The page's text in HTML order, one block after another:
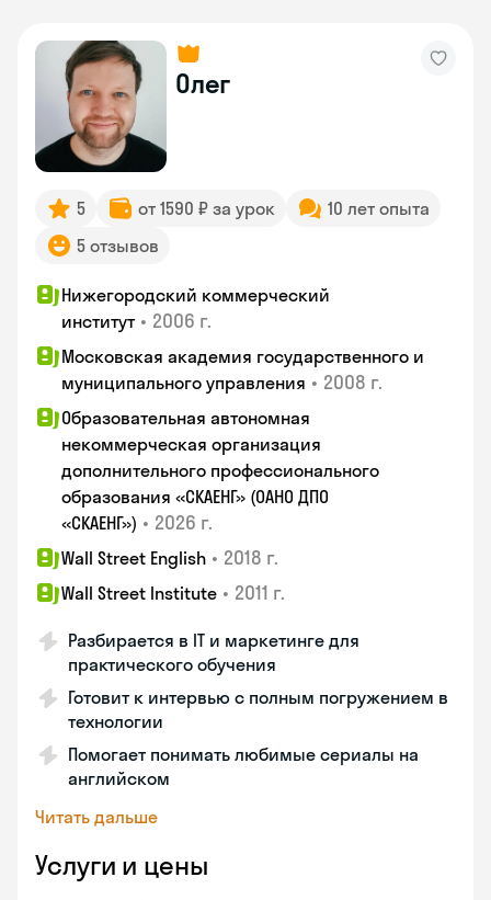
Олег
5 от 1590 ₽ за урок
10 лет опыта
5 отзывов
Нижегородский коммерческий
институт • 2006 г.
Московская академия государственного и
муниципального управления • 2008 г.
Образовательная автономная
некоммерческая организация
дополнительного профессионального
образования «СКАЕНГ» (ОАНО ДПО
«СКАЕНГ») • 2026 г.
Wall Street English • 2018 г.
Wall Street Institute • 2011 г.
Разбирается в IT и маркетинге для
практического обучения
Готовит к интервью с полным погружением в
технологии
Помогает понимать любимые сериалы на
английском
Читать дальше
Услуги и цены